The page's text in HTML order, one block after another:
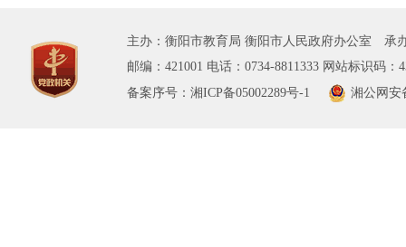
主办：衡阳市教育局 衡阳市人民政府办公室 承
邮编：421001 电话：0734-8811333 网站标识码：
备案序号：湘ICP备05002289号-1
湘公网安